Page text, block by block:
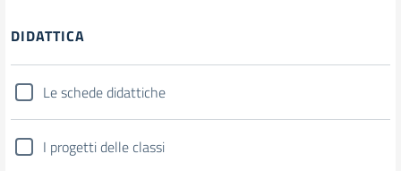
DIDATTICA
Le schede didattiche
I progetti delle classi